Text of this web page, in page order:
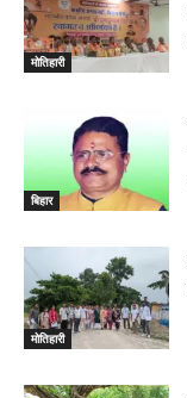
मोतिहारी
बिहार
मोतिहारी